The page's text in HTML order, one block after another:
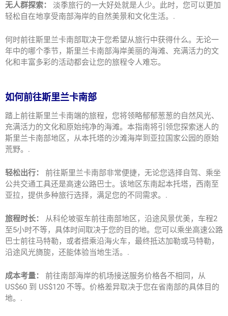
无人群探索：
淡季旅行的一大好处就是人少。此时，您可以更加
轻松自在地享受南部海岸的自然美景和文化生活。.
何时前往斯里兰卡南部取决于您希望从旅行中获得什么。无论一
年中的哪个季节，斯里兰卡南部海岸美丽的海滩、充满活力的文
化和丰富多彩的活动都会让您的旅程令人难忘。
如何前往斯里兰卡南部
踏上前往斯里兰卡南端的旅程，您将领略郁郁葱葱的自然风光、
充满活力的文化和原始纯净的海滩。本指南将引领您探索迷人的
斯里兰卡南部地区，从本托塔的沙滩海岸到亚拉国家公园的原始
荒野。.
轻松出行：
前往斯里兰卡南部非常便捷，无论您选择自驾、乘坐
公共交通工具还是高速公路巴士。该地区东南起本托塔，西南至
亚拉，提供多种旅行选择，满足您的不同需求。.
旅程时长：
从科伦坡驱车前往南部地区，沿途风景优美，车程2
至5小时不等，具体时间取决于您的目的地。您可以乘坐高速公路
巴士前往马特勒，或者搭乘沿海火车，最终抵达加勒或马特勒，
沿途风光旖旎，还能体验当地生活。.
成本考量：
前往南部海岸的机场接送服务价格各不相同，从
US$60 到 US$120 不等。价格差异取决于您在省南部的具体目的
地。.